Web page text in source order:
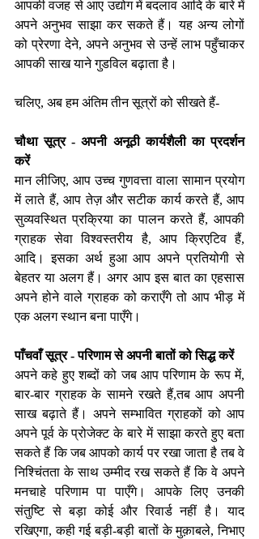
आपकी वजह से आए उद्योग में बदलाव आदि के बारे में
अपने अनुभव साझा कर सकते हैं। यह अन्य लोगों
को प्रेरणा देने, अपने अनुभव से उन्हें लाभ पहुँचाकर
आपकी साख याने गुडविल बढ़ाता है।
चलिए, अब हम अंतिम तीन सूत्रों को सीखते हैं-
चौथा सूत्र - अपनी अनूठी कार्यशैली का प्रदर्शन
करें
मान लीजिए, आप उच्च गुणवत्ता वाला सामान प्रयोग
में लाते हैं, आप तेज़ और सटीक कार्य करते हैं, आप
सुव्यवस्थित प्रक्रिया का पालन करते हैं, आपकी
ग्राहक सेवा विश्वस्तरीय है, आप क्रिएटिव हैं,
आदि। इसका अर्थ हुआ आप अपने प्रतियोगी से
बेहतर या अलग हैं। अगर आप इस बात का एहसास
अपने होने वाले ग्राहक को कराएँगे तो आप भीड़ में
एक अलग स्थान बना पाएँगे।
पाँचवाँ सूत्र - परिणाम से अपनी बातों को सिद्ध करें
अपने कहे हुए शब्दों को जब आप परिणाम के रूप में,
बार-बार ग्राहक के सामने रखते हैं,तब आप अपनी
साख बढ़ाते हैं। अपने सम्भावित ग्राहकों को आप
अपने पूर्व के प्रोजेक्ट के बारे में साझा करते हुए बता
सकते हैं कि जब आपको कार्य पर रखा जाता है तब वे
निश्चिंतता के साथ उम्मीद रख सकते हैं कि वे अपने
मनचाहे परिणाम पा पाएँगे। आपके लिए उनकी
संतुष्टि से बड़ा कोई और रिवार्ड नहीं है। याद
रखिएगा, कही गई बड़ी-बड़ी बातों के मुक़ाबले, निभाए